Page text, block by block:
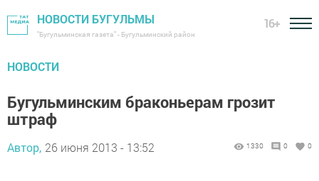
НОВОСТИ БУГУЛЬМЫ
"Бугульминская газета" - Бугульминский район
16+
НОВОСТИ
Бугульминским браконьерам грозит
штраф
Автор, 26 июня 2013 - 13:52 1330 0 0